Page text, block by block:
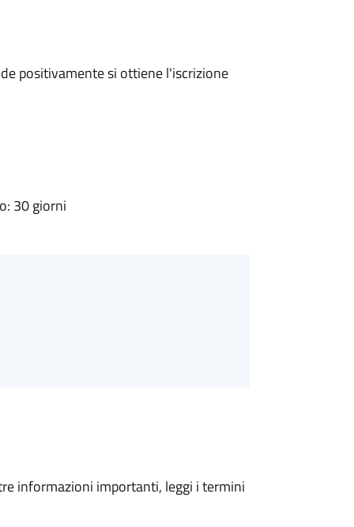
positivamente si ottiene l'iscrizione
30 giorni
informazioni importanti, leggi i termini